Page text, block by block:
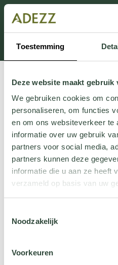
Toestemming
Deze website maakt gebruik
We gebruiken cookies om
personaliseren, om functies
en om ons websiteverkeer te
informatie over uw gebruik
partners voor social media,
partners kunnen deze
informatie die u aan ze heeft
verzameld op basis van uw
jehier.
Noodzakelijk
Voorkeuren
Dit onderdeel is
Als je informatie mist kun je
168 of mailen